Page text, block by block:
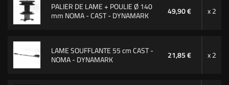
PALIER DE LAME + POULIE Ø 140
mm NOMA - CAST - DYNAMARK
49,90 € x 2
LAME SOUFFLANTE 55 cm CAST -
NOMA - DYNAMARK
21,85 € x 2